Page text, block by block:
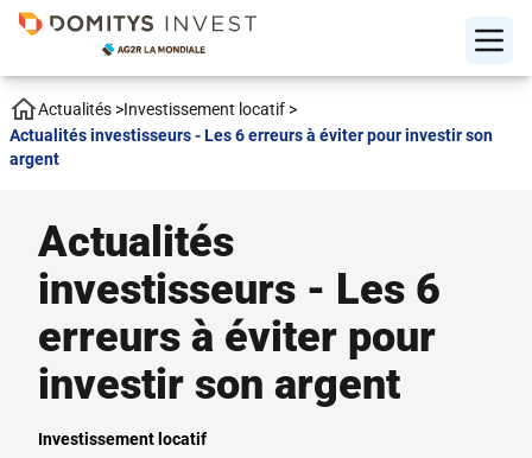
Actualités >Investissement locatif >
Actualités investisseurs - Les 6 erreurs à éviter pour investir son
argent
Actualités
investisseurs - Les 6
erreurs à éviter pour
investir son argent
Investissement locatif